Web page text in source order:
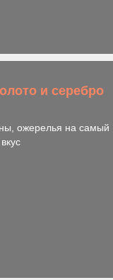
и серебро
ожерелья на самый